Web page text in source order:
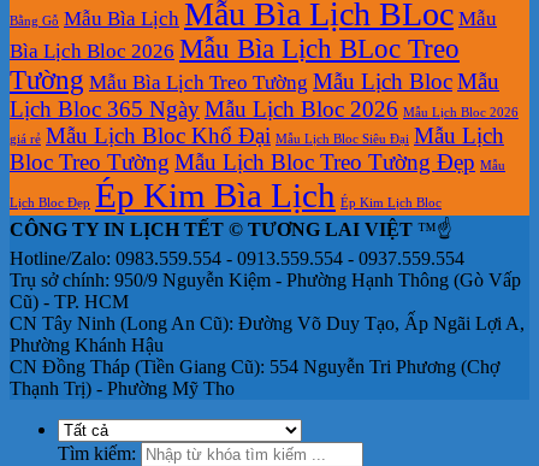
Bằng Gỗ Mẫu Bìa Lịch Mẫu Bìa Lịch BLoc Mẫu
Bìa Lịch Bloc 2026 Mẫu Bìa Lịch BLoc Treo
Tường Mẫu Bìa Lịch Treo Tường Mẫu Lịch BlocMẫu
Lịch Bloc 365 NgàyMẫu Lịch Bloc 2026 Mẫu Lịch Bloc 2026
giá rẻ Mẫu Lịch Bloc Khổ Đại Mẫu Lịch Bloc Siêu Đại Mẫu Lịch
Bloc Treo Tường Mẫu Lịch Bloc Treo Tường Đẹp Mẫu
Lịch Bloc Đẹp Ép Kim Bìa Lịch Ép Kim Lịch Bloc
CÔNG TY IN LỊCH TẾT © TƯƠNG LAI VIỆT ™☝️
Hotline/Zalo: 0983.559.554 - 0913.559.554 - 0937.559.554
Trụ sở chính: 950/9 Nguyễn Kiệm - Phường Hạnh Thông (Gò Vấp
Cũ) - TP. HCM
CN Tây Ninh (Long An Cũ): Đường Võ Duy Tạo, Ấp Ngãi Lợi A,
Phường Khánh Hậu
CN Đồng Tháp (Tiền Giang Cũ): 554 Nguyễn Tri Phương (Chợ
Thạnh Trị) - Phường Mỹ Tho
Tìm kiếm: